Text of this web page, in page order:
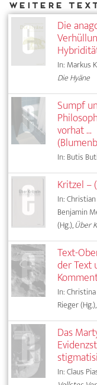
Die
In: Markus
Die Hyäne
Sumpf
vorhat ...
In: Butis
Kritzel –
In:
Benjamin
(Hg.),Über
Text-
der Text
In:
Rieger (Hg.),
Das
In: Claus